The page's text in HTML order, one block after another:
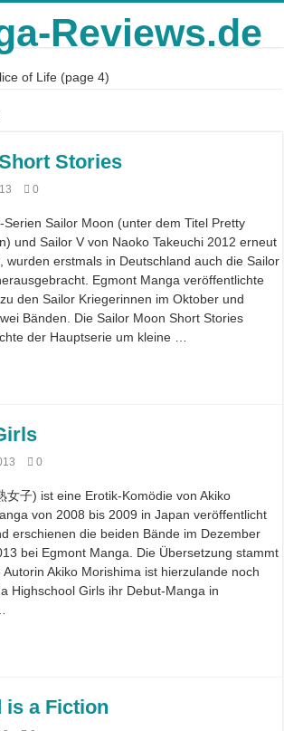
of Life (page 4)
Stories
0
Sailor Moon (unter dem Titel Pretty
und Sailor V von Naoko Takeuchi 2012 erneut
wurden erstmals in Deutschland auch die Sailor
Egmont Manga veröffentlichte
den Sailor Kriegerinnen im Oktober und
Bänden. Die Sailor Moon Short Stories
der Hauptserie um kleine …
0
女子) ist eine Erotik-Komödie von Akiko
von 2008 bis 2009 in Japan veröffentlicht
erschienen die beiden Bände im Dezember
bei Egmont Manga. Die Übersetzung stammt
Autorin Akiko Morishima ist hierzulande noch
Highschool Girls ihr Debut-Manga in
is a Fiction